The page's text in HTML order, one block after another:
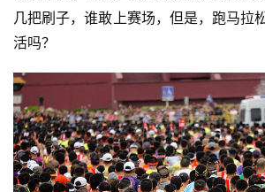
几把刷子，谁敢上赛场，但是，跑马拉
活吗？